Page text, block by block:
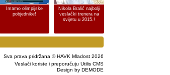
Imamo olimpijske
pobjednike!
Nikola Bralić najbolji
veslački trenera na
svijetu u 2015.!
Sva prava pridržana © HAVK Mladost 2026
Veslači koriste i preporučuju Utilis CMS
Design by DEMODE